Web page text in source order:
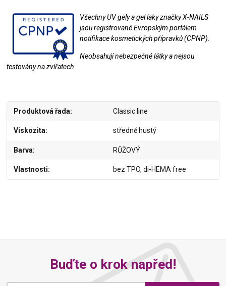
Všechny UV gely a gel laky značky X-NAILS
jsou registrované Evropským portálem
notifikace kosmetických přípravků (CPNP).
Neobsahují nebezpečné látky a nejsou
testovány na zvířatech.
Produktová řada Classic line
Viskozita středně hustý
Barva RŮŽOVÝ
Vlastnosti bez TPO, di-HEMA free
Buďte o krok napřed!